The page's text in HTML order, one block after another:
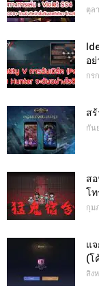
ตุล
อย่
กร
ส
กัน
ส
โ
กุม
แ
(โ
สิง